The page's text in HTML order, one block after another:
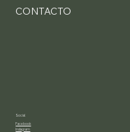
CONTACTO
Social
Facebook
Instagram